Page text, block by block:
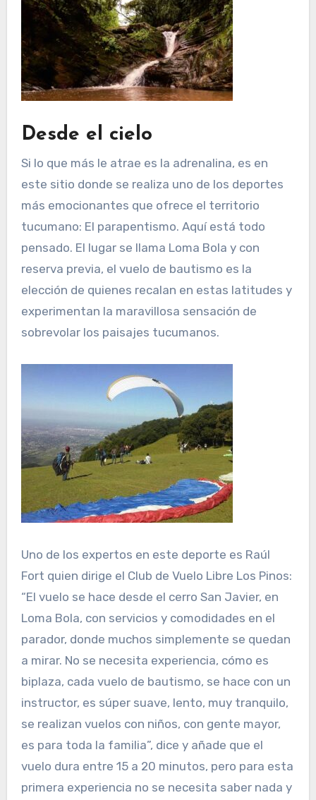
Desde el cielo
Si lo que más le atrae es la adrenalina, es en
este sitio donde se realiza uno de los deportes
más emocionantes que ofrece el territorio
tucumano: El parapentismo. Aquí está todo
pensado. El lugar se llama Loma Bola y con
reserva previa, el vuelo de bautismo es la
elección de quienes recalan en estas latitudes y
experimentan la maravillosa sensación de
sobrevolar los paisajes tucumanos.
Uno de los expertos en este deporte es Raúl
Fort quien dirige el Club de Vuelo Libre Los Pinos:
“El vuelo se hace desde el cerro San Javier, en
Loma Bola, con servicios y comodidades en el
parador, donde muchos simplemente se quedan
a mirar. No se necesita experiencia, cómo es
biplaza, cada vuelo de bautismo, se hace con un
instructor, es súper suave, lento, muy tranquilo,
se realizan vuelos con niños, con gente mayor,
es para toda la familia”, dice y añade que el
vuelo dura entre 15 a 20 minutos, pero para esta
primera experiencia no se necesita saber nada y